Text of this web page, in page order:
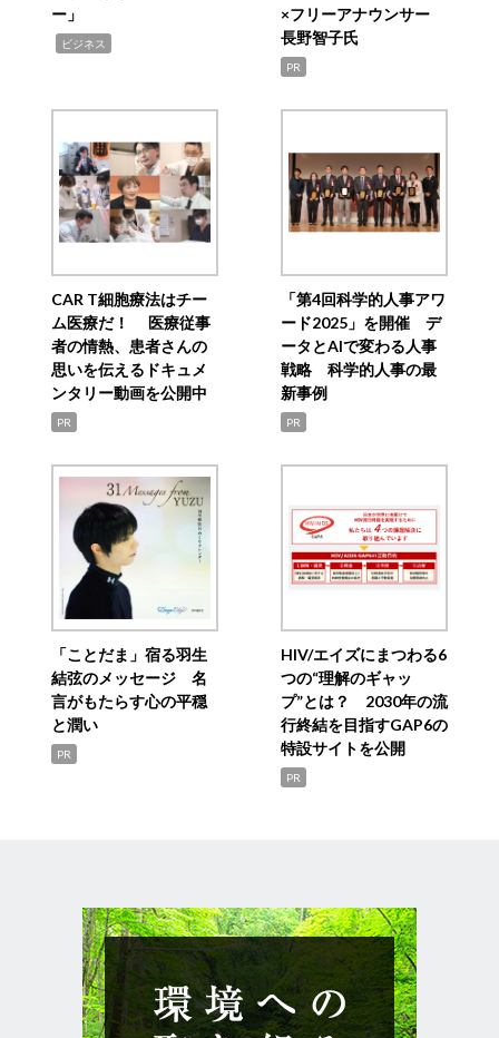
ー」
ビジネス
×フリーアナウンサー
長野智子氏
PR
CAR T細胞療法はチー
ム医療だ！ 医療従事
者の情熱、患者さんの
思いを伝えるドキュメ
ンタリー動画を公開中
PR
「第4回科学的人事アワ
ード2025」を開催 デ
ータとAIで変わる人事
戦略 科学的人事の最
新事例
PR
「ことだま」宿る羽生
結弦のメッセージ 名
言がもたらす心の平穏
と潤い
PR
HIV/エイズにまつわる6
つの“理解のギャッ
プ”とは？ 2030年の流
行終結を目指すGAP6の
特設サイトを公開
PR